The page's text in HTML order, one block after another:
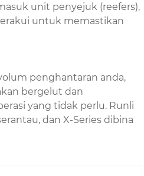
unit penyejuk (reefers),
untuk memastikan
penghantaran anda,
bergelut dan
yang tidak perlu. Runli
dan X-Series dibina